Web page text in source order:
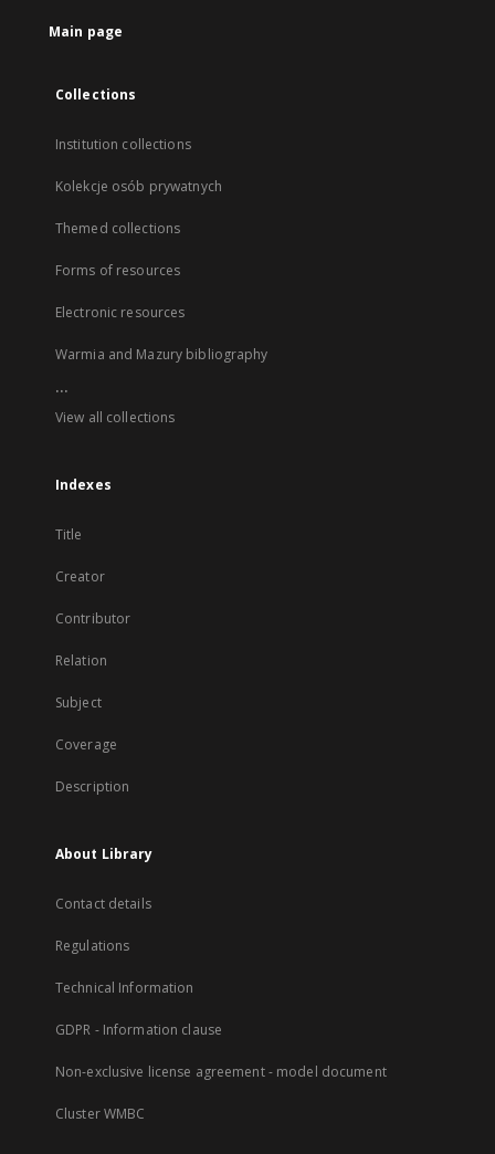
Main page
Collections
Institution collections
Kolekcje osób prywatnych
Themed collections
Forms of resources
Electronic resources
Warmia and Mazury bibliography
...
View all collections
Indexes
Title
Creator
Contributor
Relation
Subject
Coverage
Description
About Library
Contact details
Regulations
Technical Information
GDPR - Information clause
Non-exclusive license agreement - model document
Cluster WMBC